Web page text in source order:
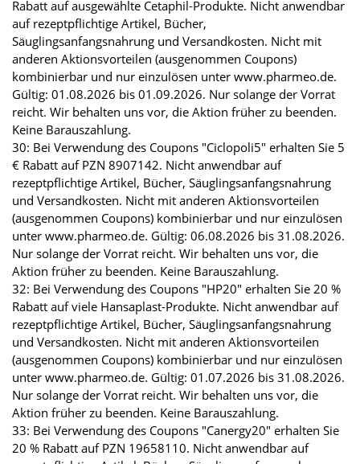
Rabatt auf ausgewählte Cetaphil-Produkte. Nicht anwendbar
auf rezeptpflichtige Artikel, Bücher,
Säuglingsanfangsnahrung und Versandkosten. Nicht mit
anderen Aktionsvorteilen (ausgenommen Coupons)
kombinierbar und nur einzulösen unter www.pharmeo.de.
Gültig: 01.08.2026 bis 01.09.2026. Nur solange der Vorrat
reicht. Wir behalten uns vor, die Aktion früher zu beenden.
Keine Barauszahlung.
30: Bei Verwendung des Coupons "Ciclopoli5" erhalten Sie 5
€ Rabatt auf PZN 8907142. Nicht anwendbar auf
rezeptpflichtige Artikel, Bücher, Säuglingsanfangsnahrung
und Versandkosten. Nicht mit anderen Aktionsvorteilen
(ausgenommen Coupons) kombinierbar und nur einzulösen
unter www.pharmeo.de. Gültig: 06.08.2026 bis 31.08.2026.
Nur solange der Vorrat reicht. Wir behalten uns vor, die
Aktion früher zu beenden. Keine Barauszahlung.
32: Bei Verwendung des Coupons "HP20" erhalten Sie 20 %
Rabatt auf viele Hansaplast-Produkte. Nicht anwendbar auf
rezeptpflichtige Artikel, Bücher, Säuglingsanfangsnahrung
und Versandkosten. Nicht mit anderen Aktionsvorteilen
(ausgenommen Coupons) kombinierbar und nur einzulösen
unter www.pharmeo.de. Gültig: 01.07.2026 bis 31.08.2026.
Nur solange der Vorrat reicht. Wir behalten uns vor, die
Aktion früher zu beenden. Keine Barauszahlung.
33: Bei Verwendung des Coupons "Canergy20" erhalten Sie
20 % Rabatt auf PZN 19658110. Nicht anwendbar auf